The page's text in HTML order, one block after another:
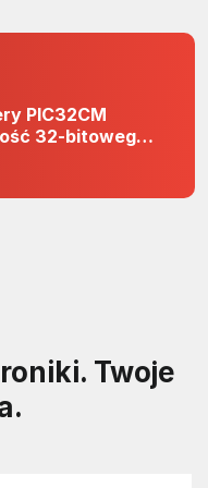
PIC32CM
32-bitowego
Twoje